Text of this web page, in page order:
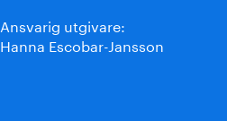
Ansvarig utgivare:
Hanna Escobar-Jansson